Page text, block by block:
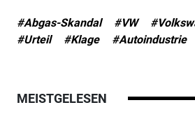
#Abgas-Skandal #VW
#Urteil
#Klage #Autoindustrie
MEISTGELESEN